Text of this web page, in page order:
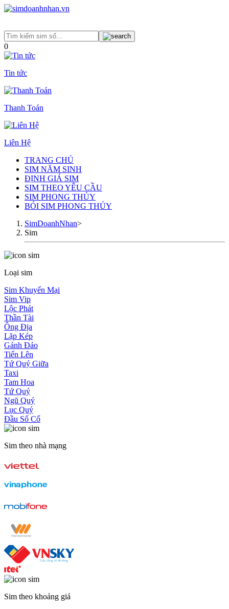
0
Tin tức
Thanh Toán
Liên Hệ
TRANG CHỦ
SIM NĂM SINH
ĐỊNH GIÁ SIM
SIM THEO YÊU CẦU
SIM PHONG THỦY
BÓI SIM PHONG THỦY
SimDoanhNhan>
Sim
Loại sim
Sim Khuyến Mại
Sim Vip
Lộc Phát
Thần Tài
Ông Địa
Lặp Kép
Gánh Đảo
Tiến Lên
Tứ Quý Giữa
Taxi
Tam Hoa
Tứ Quý
Ngũ Quý
Lục Quý
Đầu Số Cổ
Sim theo nhà mạng
Sim theo khoảng giá